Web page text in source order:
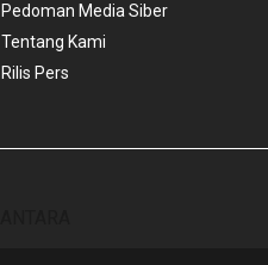
Pedoman Media Siber
Tentang Kami
Rilis Pers